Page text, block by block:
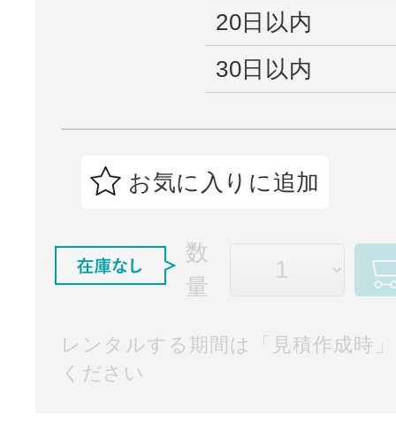
20日以内
30日以内
お気に入りに追加
数
量
レンタルする期間は「見積作成時
ください